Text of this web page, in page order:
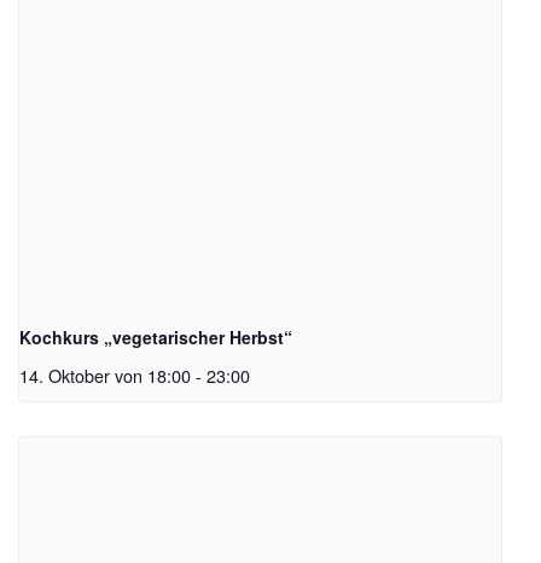
Kochkurs „vegetarischer Herbst“
14. Oktober von 18:00- 23:00